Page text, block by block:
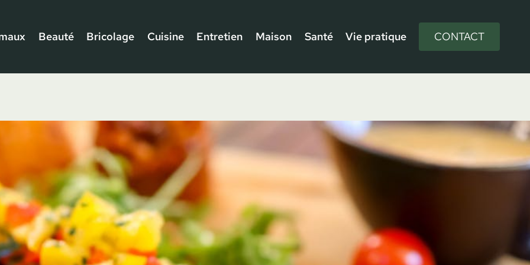
Beauté Bricolage Cuisine Entretien Maison Santé Vie pratique CONTACT